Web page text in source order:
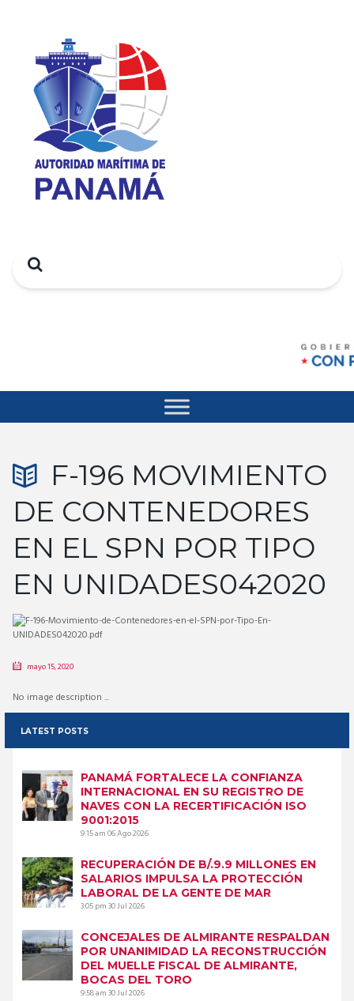
Search
F-196 MOVIMIENTO
DE CONTENEDORES
EN EL SPN POR TIPO
EN UNIDADES042020
mayo 15, 2020
No image description ...
LATEST POSTS
PANAMÁ FORTALECE LA CONFIANZA
INTERNACIONAL EN SU REGISTRO DE
NAVES CON LA RECERTIFICACIÓN ISO
9001:2015
9:15 am06 Ago 2026
RECUPERACIÓN DE B/.9.9 MILLONES EN
SALARIOS IMPULSA LA PROTECCIÓN
LABORAL DE LA GENTE DE MAR
3:05 pm30 Jul 2026
CONCEJALES DE ALMIRANTE RESPALDAN
POR UNANIMIDAD LA RECONSTRUCCIÓN
DEL MUELLE FISCAL DE ALMIRANTE,
BOCAS DEL TORO
9:58 am30 Jul 2026